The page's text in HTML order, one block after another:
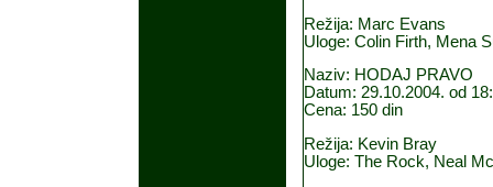
Režija: Marc Evans
Uloge: Colin Firth, Mena
Naziv: HODAJ PRAVO
Datum: 29.10.2004. od
Cena: 150 din
Režija: Kevin Bray
Uloge: The Rock, Neal